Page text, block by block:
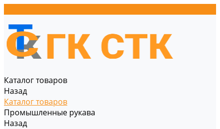
Каталог товаров
Назад
Каталог товаров
Промышленные рукава
Назад